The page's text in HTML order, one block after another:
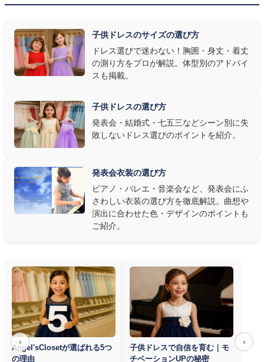
ます。ネイビー・ブラック・深みのあるジュエルカラーはホールの照
す。またピアノ演奏なら落ち着いたシックなトーン、バイオリンやソ
ロ演奏なら華やかで視線を集めるデザイン、合唱やアンサンブル
なら衣装同士が調和するクラシカルな色合い、と演目に合わせた
③ 演奏の動きを妨げない設計か確認する
発表会ドレス選びで見落とされがちなのが"動きやすさ"です。ピ
アノならペダル操作を妨げない丈感、バイオリンなら弓を動かす
右腕のゆとり、管楽器なら胸元の締め付けがないこと——演奏の
質は衣装で変わります。Angel's Closetのレンタル衣装は、元ピ
アノ教師の店長が発表会・コンクールでのご使用を前提に厳選し
た商品
を多数ご用意しています。
子供ドレスのサイズの選び方
ドレス選びで迷わない！胸囲・身丈・着丈
の測り方をプロが解説。体型別のアドバイ
スも掲載。
子供ドレスの選び方
発表会・結婚式・七五三などシーン別に失
敗しないドレス選びのポイントを紹介。
発表会衣装の選び方
ピアノ・バレエ・音楽会など、発表会にふ
さわしい衣装の選び方を徹底解説。曲想や
演出に合わせた色・デザインのポイントも
ご紹介。
‹ ›
Angel'sClosetが選ばれる5つ
の理由
子供ドレスで自信を育む｜モ
チベーションUPの秘密